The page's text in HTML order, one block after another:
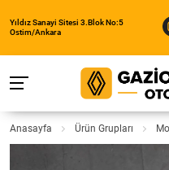
Yıldız Sanayi Sitesi 3.Blok No:5
Ostim/Ankara
Anasayfa Ürün Grupları